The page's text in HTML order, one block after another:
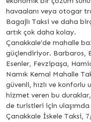
havaalanı veya otogar
Bagajlı Taksi ve daha
artık çok daha kolay.
Çanakkale’de mahalle
güçlendiriyor. Barbaros,
Esenler, Fevzipaşa,
Namık Kemal Mahalle
güvenli, hızlı ve konforlu
hizmet veren bu duraklar,
de turistleri için
Çanakkale İskele Taksi,